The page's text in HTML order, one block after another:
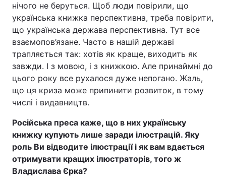
нічого не беруться. Щоб люди повірили, що
українська книжка перспективна, треба повірити,
що українська держава перспективна. Тут все
взаємопов’язане. Часто в нашій державі
трапляється так: хотів як краще, виходить як
завжди. І з мовою, і з книжкою. Але принаймні до
цього року все рухалося дуже непогано. Жаль,
що ця криза може припинити розвиток, в тому
числі і видавництв.
Російська преса каже, що в них українську
книжку купують лише заради ілюстрацій. Яку
роль Ви відводите ілюстрації і як вам вдається
отримувати кращих ілюстраторів, того ж
Владислава Єрка?